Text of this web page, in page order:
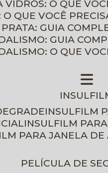
VIDROS: O QUE
QUE VOCÊ
GUIA
GUIA
O QUE
INSULFILM
INSULFILM
PARA JANELA
PELÍCULA DE